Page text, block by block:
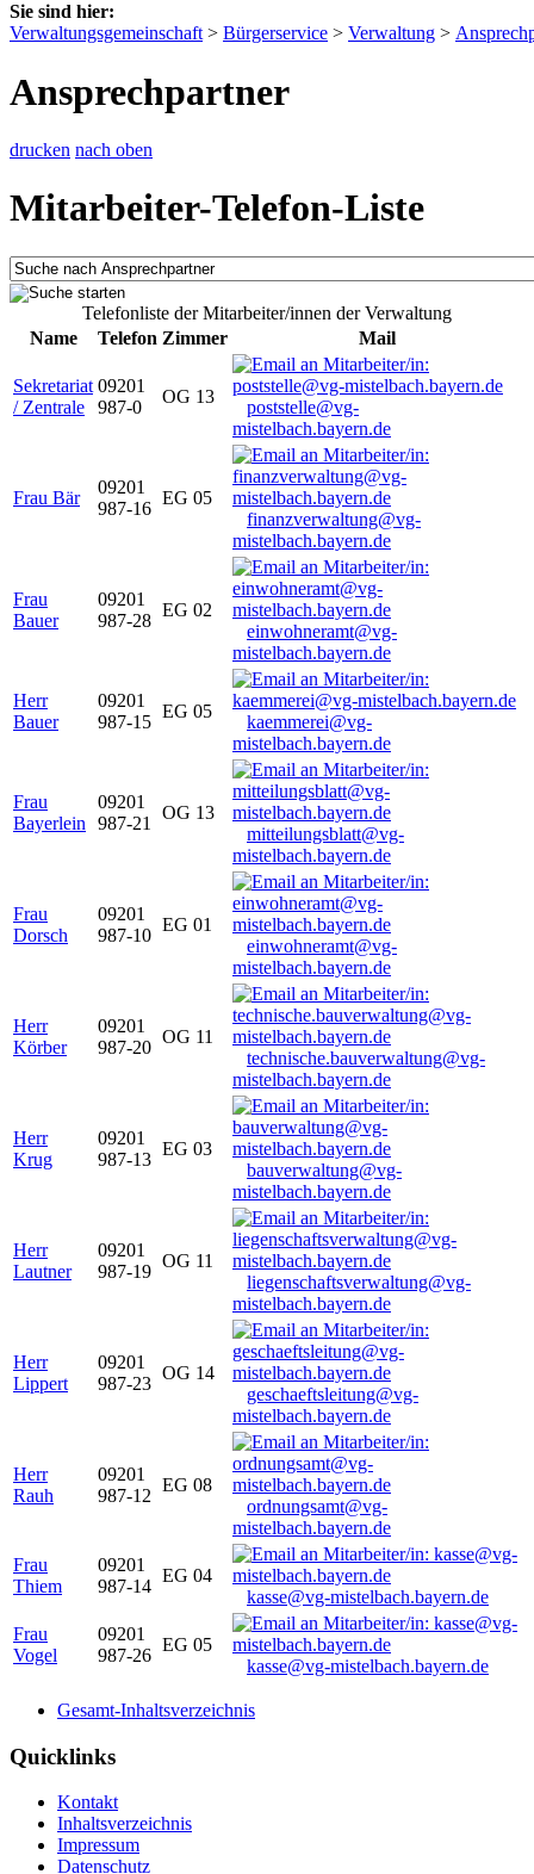
Sie sind hier:
Verwaltungsgemeinschaft > Bürgerservice > Verwaltung >
Ansprechpartner
drucken nach oben
Mitarbeiter-Telefon-Liste
Telefonliste der Mitarbeiter/innen der Verwaltung
Name
Telefon Zimmer Mail
Sekretariat
/ Zentrale
09201
987-0
OG 13
poststelle@vg-
mistelbach.bayern.de
Frau Bär
09201
987-16
EG 05
finanzverwaltung@vg-
mistelbach.bayern.de
Frau
Bauer
09201
987-28
EG 02
einwohneramt@vg-
mistelbach.bayern.de
Herr
Bauer
09201
987-15
EG 05
kaemmerei@vg-
mistelbach.bayern.de
Frau
Bayerlein
09201
987-21
OG 13
mitteilungsblatt@vg-
mistelbach.bayern.de
Frau
Dorsch
09201
987-10
EG 01
einwohneramt@vg-
mistelbach.bayern.de
Herr
Körber
09201
987-20
OG 11
technische.bauverwaltung@vg-
mistelbach.bayern.de
Herr
Krug
09201
987-13
EG 03
bauverwaltung@vg-
mistelbach.bayern.de
Herr
Lautner
09201
987-19
OG 11
liegenschaftsverwaltung@vg-
mistelbach.bayern.de
Herr
Lippert
09201
987-23
OG 14
geschaeftsleitung@vg-
mistelbach.bayern.de
Herr
Rauh
09201
987-12
EG 08
ordnungsamt@vg-
mistelbach.bayern.de
Frau
Thiem
09201
987-14
EG 04
kasse@vg-mistelbach.bayern.de
Frau
Vogel
09201
987-26
EG 05
kasse@vg-mistelbach.bayern.de
Gesamt-Inhaltsverzeichnis
Quicklinks
Kontakt
Inhaltsverzeichnis
Impressum
Datenschutz